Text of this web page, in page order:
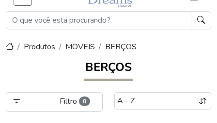
Produtos MOVEIS BERÇOS
BERÇOS
Filtro 0